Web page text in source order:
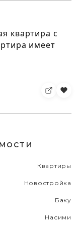
квартира с
имеет
Квартиры
Новостройка
Баку
Насими